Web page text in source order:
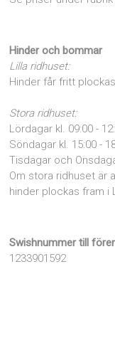
Hinder och bommar
Lilla ridhuset:
Hinder får fritt
Stora ridhuset:
Lördagar kl. 09:00 -
Söndagar kl. 15:00 -
Tisdagar och
Om stora ridhuset är
hinder plockas fram i
Swishnummer till
1233901592